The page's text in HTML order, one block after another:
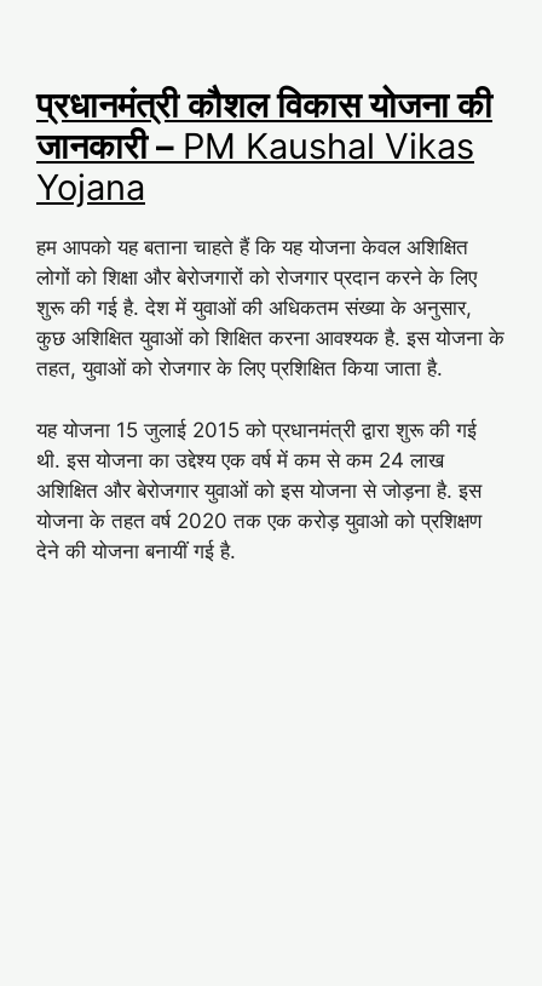
प्रधानमंत्री कौशल विकास योजना की
जानकारी – PM Kaushal Vikas
Yojana
हम आपको यह बताना चाहते हैं कि यह योजना केवल अशिक्षित
लोगों को शिक्षा और बेरोजगारों को रोजगार प्रदान करने के लिए
शुरू की गई है. देश में युवाओं की अधिकतम संख्या के अनुसार,
कुछ अशिक्षित युवाओं को शिक्षित करना आवश्यक है. इस योजना के
तहत, युवाओं को रोजगार के लिए प्रशिक्षित किया जाता है.
यह योजना 15 जुलाई 2015 को प्रधानमंत्री द्वारा शुरू की गई
थी. इस योजना का उद्देश्य एक वर्ष में कम से कम 24 लाख
अशिक्षित और बेरोजगार युवाओं को इस योजना से जोड़ना है. इस
योजना के तहत वर्ष 2020 तक एक करोड़ युवाओ को प्रशिक्षण
देने की योजना बनायीं गई है.